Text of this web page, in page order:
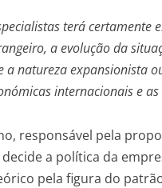
terá
a evolução da
a natureza expansionista
internacionais e
responsável pela
a política da
pela figura do